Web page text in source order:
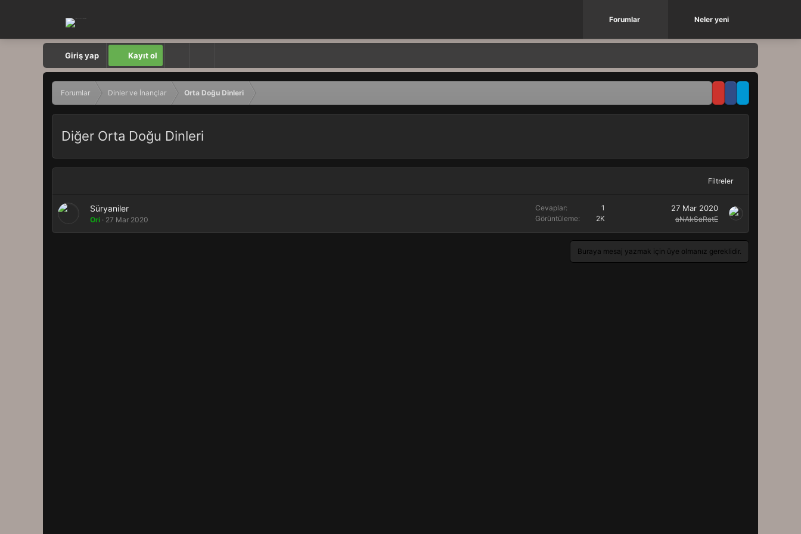
Forumlar Neler yeni
Giriş yap Kayıt ol
Forumlar Dinler ve İnançlar Orta Doğu Dinleri
Diğer Orta Doğu Dinleri
Filtreler
Süryaniler
Ori 27 Mar 2020
Cevaplar
1
Görüntüleme
2K
27 Mar 2020
aNAkSaRatE
Buraya mesaj yazmak için üye olmanız gereklidir.